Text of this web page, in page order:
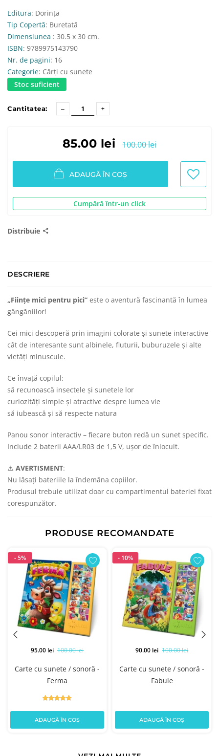
Editura: Dorința
Tip Copertă: Buretată
Dimensiunea : 30.5 x 30 cm.
ISBN: 9789975143790
Nr. de pagini: 16
Categorie: Cărți cu sunete
Stoc suficient
Cantitatea:
85.00 lei 100.00 lei
ADAUGĂ ÎN COȘ
Cumpără într-un click
Distribuie
DESCRIERE
„Ființe mici pentru pici” este o aventură fascinantă în lumea
gângăniilor!
Cei mici descoperă prin imagini colorate și sunete interactive
cât de interesante sunt albinele, fluturii, buburuzele și alte
vietăți minuscule.
Ce învață copilul:
să recunoască insectele și sunetele lor
curiozități simple și atractive despre lumea vie
să iubească și să respecte natura
Panou sonor interactiv – fiecare buton redă un sunet specific.
Include 2 baterii AAA/LR03 de 1,5 V, ușor de înlocuit.
⚠️ AVERTISMENT:
Nu lăsați bateriile la îndemâna copiilor.
Produsul trebuie utilizat doar cu compartimentul bateriei fixat
corespunzător.
PRODUSE RECOMANDATE
- 5%
Carte cu sunete / sonoră -
Ferma
95.00 lei 100.00 lei
ADAUGĂ ÎN COȘ
- 10%
Carte cu sunete / sonoră -
Fabule
90.00 lei 100.00 lei
ADAUGĂ ÎN COȘ